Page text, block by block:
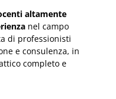
altamente
nel campo
di professionisti
e consulenza, in
completo e